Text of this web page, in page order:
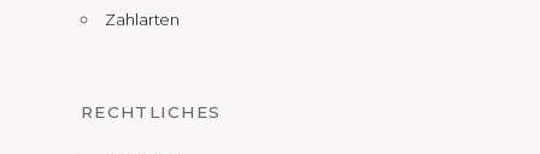
Zahlarten
RECHTLICHES